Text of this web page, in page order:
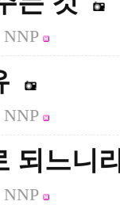
NNP
NNP
되느니
NNP